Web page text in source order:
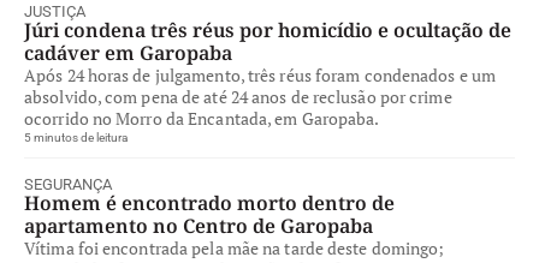
JUSTIÇA
Júri condena três réus por homicídio e ocultação de
cadáver em Garopaba
Após 24 horas de julgamento, três réus foram condenados e um
absolvido, com pena de até 24 anos de reclusão por crime
ocorrido no Morro da Encantada, em Garopaba.
5 minutos de leitura
SEGURANÇA
Homem é encontrado morto dentro de
apartamento no Centro de Garopaba
Vítima foi encontrada pela mãe na tarde deste domingo;